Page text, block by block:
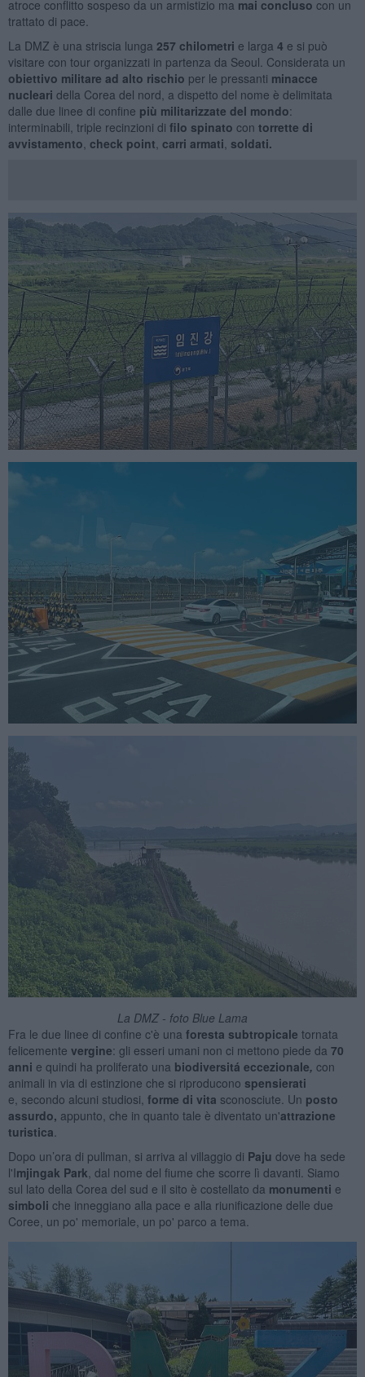
atroce conflitto sospeso da un armistizio ma mai concluso con un
trattato di pace.
La DMZ è una striscia lunga 257 chilometri e larga 4 e si può
visitare con tour organizzati in partenza da Seoul. Considerata un
obiettivo militare ad alto rischio per le pressanti minacce
nucleari della Corea del nord, a dispetto del nome è delimitata
dalle due linee di confine più militarizzate del mondo:
interminabili, triple recinzioni di filo spinato con torrette di
avvistamento check point carri armati soldati.
La DMZ - foto Blue Lama
Fra le due linee di confine c'è una foresta subtropicale tornata
felicemente vergine: gli esseri umani non ci mettono piede da 70
anni e quindi ha proliferato una biodiversitá eccezionale, con
animali in via di estinzione che si riproducono spensierati
e, secondo alcuni studiosi, forme di vita sconosciute. Un posto
assurdo, appunto, che in quanto tale è diventato un'attrazione
turistica
Dopo un’ora di pullman, si arriva al villaggio di Paju dove ha sede
l'Imjingak Park , dal nome del fiume che scorre lì davanti. Siamo
sul lato della Corea del sud e il sito è costellato da monumenti e
simboli che inneggiano alla pace e alla riunificazione delle due
Coree, un po' memoriale, un po' parco a tema.